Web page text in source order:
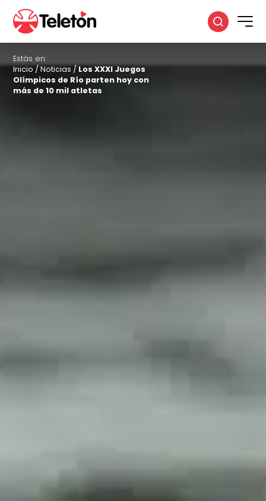
Estás en:
Inicio /Noticias / Los XXXI Juegos
Olímpicos de Río parten hoy con
más de 10 mil atletas